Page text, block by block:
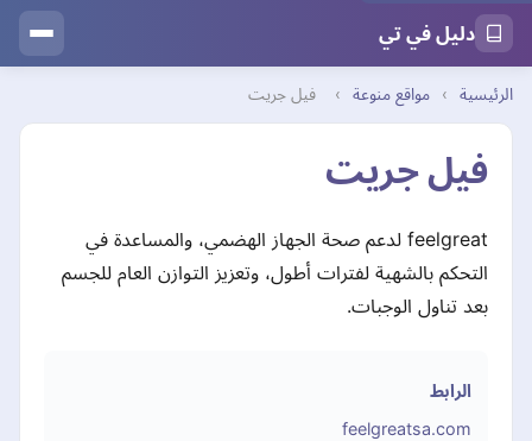
دليل في تي
الرئيسية › مواقع منوعة › فيل جريت
فيل جريت
feelgreat لدعم صحة الجهاز الهضمي، والمساعدة في
التحكم بالشهية لفترات أطول، وتعزيز التوازن العام للجسم
بعد تناول الوجبات.
الرابط
feelgreatsa.com